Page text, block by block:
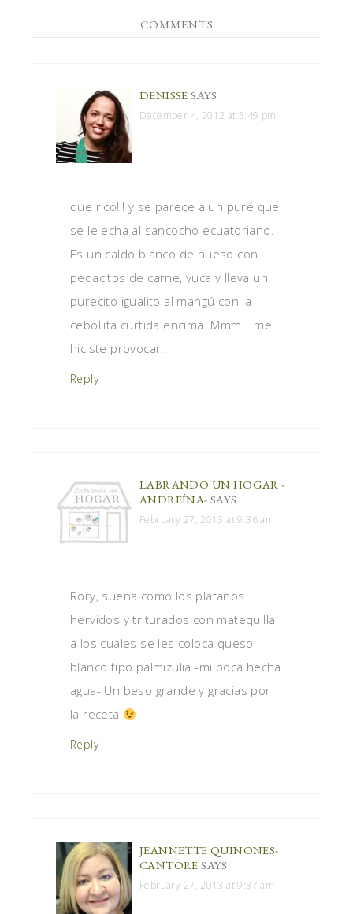
COMMENTS
DENISSE SAYS
December 4, 2012 at 5:49 pm
que rico!!! y se parece a un puré que
se le echa al sancocho ecuatoriano.
Es un caldo blanco de hueso con
pedacitos de carne, yuca y lleva un
purecito igualito al mangú con la
cebollita curtida encima. Mmm… me
hiciste provocar!!
Reply
LABRANDO UN HOGAR -
ANDREÍNA- SAYS
February 27, 2013 at 9:36 am
Rory, suena como los plátanos
hervidos y triturados con matequilla
a los cuales se les coloca queso
blanco tipo palmizulia -mi boca hecha
agua- Un beso grande y gracias por
la receta
Reply
JEANNETTE QUIÑONES-
CANTORE SAYS
February 27, 2013 at 9:37 am